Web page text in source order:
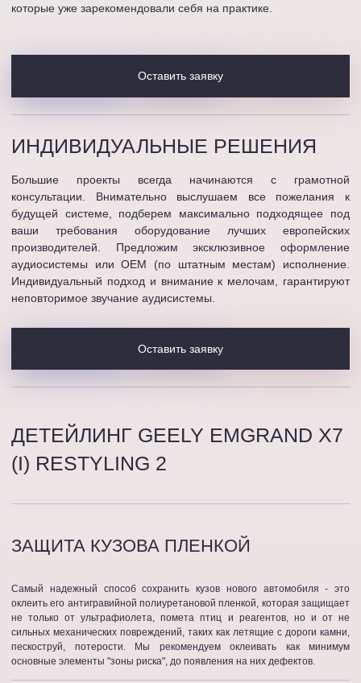
которые уже зарекомендовали себя на практике.
Оставить заявку
ИНДИВИДУАЛЬНЫЕ РЕШЕНИЯ
Большие проекты всегда начинаются с грамотной
консультации. Внимательно выслушаем все пожелания к
будущей системе, подберем максимально подходящее под
ваши требования оборудование лучших европейских
производителей. Предложим эксклюзивное оформление
аудиосистемы или OEM (по штатным местам) исполнение.
Индивидуальный подход и внимание к мелочам, гарантируют
неповторимое звучание аудисистемы.
Оставить заявку
ДЕТЕЙЛИНГ GEELY EMGRAND X7
(I) RESTYLING 2
ЗАЩИТА КУЗОВА ПЛЕНКОЙ
Самый надежный способ сохранить кузов нового автомобиля - это
оклеить его антигравийной полиуретановой пленкой, которая защищает
не только от ультрафиолета, помета птиц и реагентов, но и от не
сильных механических повреждений, таких как летящие с дороги камни,
пескоструй, потерости. Мы рекомендуем оклеивать как минимум
основные элементы "зоны риска", до появления на них дефектов.